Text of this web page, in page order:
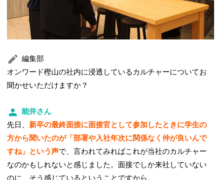
編集部
オンワード樫山の社内に浸透しているカルチャーについてお
聞かせいただけますか？
能井さん
先日、 新卒の最終面接に面接官として参加したときに学生の
方から聞いたのが「部署や入社年次に関係なく仲が良いんで
すね」という声で、言われてみればこれが当社のカルチャー
なのかもしれないと感じました。面接でしか来社していない
のに、そう感じているということですから。